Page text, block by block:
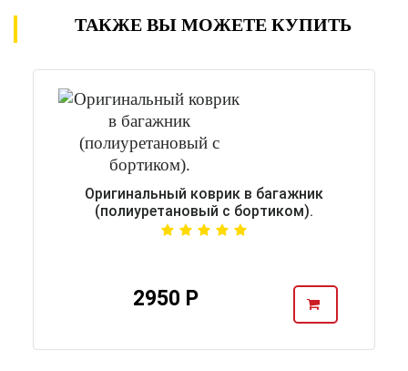
ТАКЖЕ ВЫ МОЖЕТЕ КУПИТЬ
Оригинальный коврик в багажник
(полиуретановый с бортиком).
2950 Р